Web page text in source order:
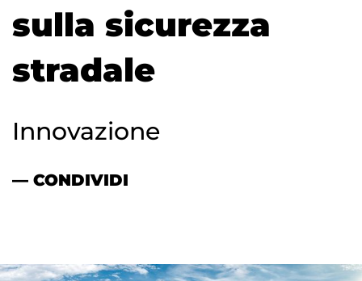
sulla sicurezza
stradale
Innovazione
— CONDIVIDI